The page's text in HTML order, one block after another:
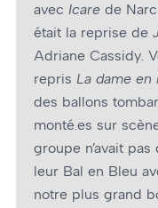
avec Icare de
était la reprise de
Adriane Cassidy.
repris La dame en
des ballons
monté.es sur
groupe n’avait
leur Bal en Bleu
notre plus grand